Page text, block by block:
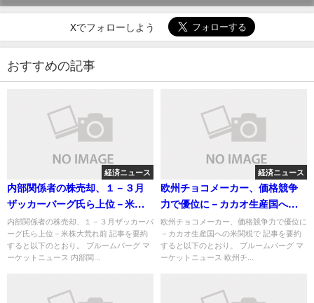
Xでフォローしよう
おすすめの記事
経済ニュース
内部関係者の株売却、１－３月
ザッカーバーグ氏ら上位－米株
大荒れ前
内部関係者の株売却、１－３月ザッカーバ
ーグ氏ら上位－米株大荒れ前 記事を要約
すると以下のとおり。 ブルームバーグ マ
ーケットニュース 内部関...
経済ニュース
欧州チョコメーカー、価格競争
力で優位に－カカオ生産国への
米関税で
欧州チョコメーカー、価格競争力で優位に
－カカオ生産国への米関税で 記事を要約
すると以下のとおり。 ブルームバーグ マ
ーケットニュース 欧州チ...